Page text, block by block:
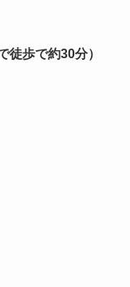
徒歩で約30分）